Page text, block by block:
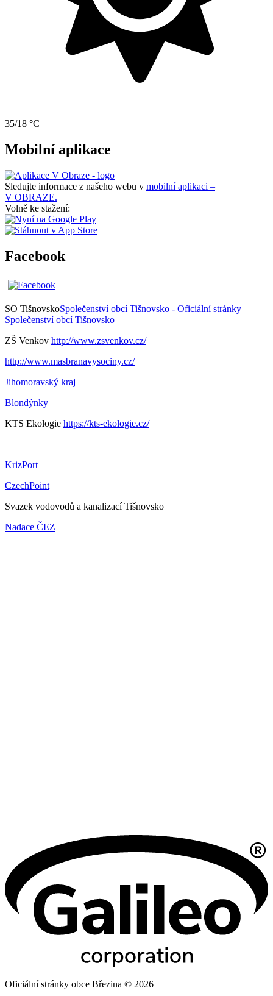
35/18 °C
Mobilní aplikace
Sledujte informace z našeho webu v mobilní aplikaci –
V OBRAZE.
Volně ke stažení:
Facebook
SO TišnovskoSpolečenství obcí Tišnovsko - Oficiální stránky
Společenství obcí Tišnovsko
ZŠ Venkov http://www.zsvenkov.cz/
http://www.masbranavysociny.cz/
Jihomoravský kraj
Blondýnky
KTS Ekologie https://kts-ekologie.cz/
KrizPort
CzechPoint
Svazek vodovodů a kanalizací Tišnovsko
Nadace ČEZ
Oficiální stránky obce Březina © 2026